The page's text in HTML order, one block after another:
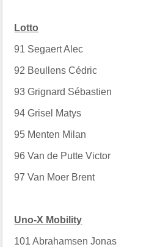
Lotto
91 Segaert Alec
92 Beullens Cédric
93 Grignard Sébastien
94 Grisel Matys
95 Menten Milan
96 Van de Putte Victor
97 Van Moer Brent
Uno-X Mobility
101 Abrahamsen Jonas